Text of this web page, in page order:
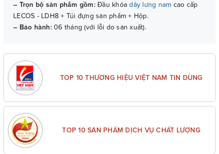
– Trọn bộ sản phẩm gồm:Đầu khóadây lưng nam cao cấp
LECOS - LDH8 + Túi đựng sản phẩm + Hộp.
– Bảo hành: 06 tháng (với lỗi do sản xuất).
TOP 10 THƯƠNG HIỆU VIỆT NAM TIN DÙNG
TOP 10 SẢN PHẨM DỊCH VỤ CHẤT LƯỢNG